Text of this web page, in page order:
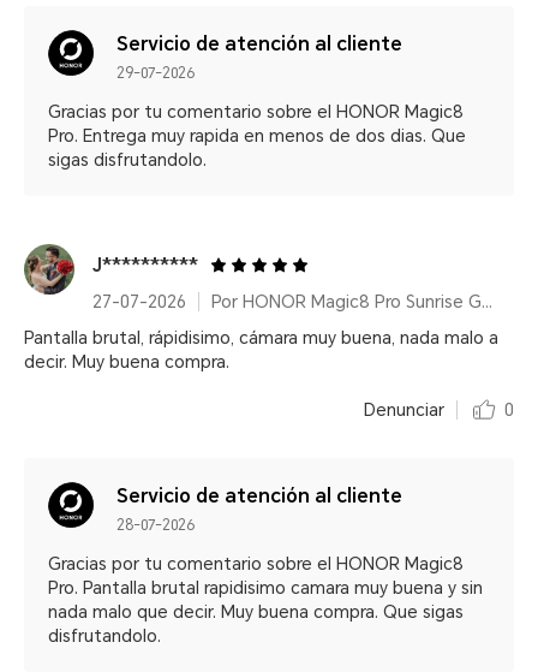
Servicio de atención al cliente
29-07-2026
Gracias por tu comentario sobre el HONOR Magic8
Pro. Entrega muy rapida en menos de dos dias. Que
sigas disfrutandolo.
J**********
27-07-2026
Por HONOR Magic8 Pro Sunrise Gold/ 12+512GB/ Snapdragon® 8 Elite Gen 5/ 200MP/ 6270mAh/ IP68/IP69/IP69K
Pantalla brutal, rápidisimo, cámara muy buena, nada malo a
decir. Muy buena compra.
Denunciar 0
Servicio de atención al cliente
28-07-2026
Gracias por tu comentario sobre el HONOR Magic8
Pro. Pantalla brutal rapidisimo camara muy buena y sin
nada malo que decir. Muy buena compra. Que sigas
disfrutandolo.